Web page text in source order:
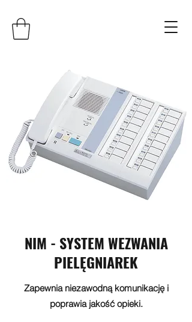
NIM - SYSTEM WEZWANIA
PIELĘGNIAREK
Zapewnia niezawodną komunikację i
poprawia jakość opieki.